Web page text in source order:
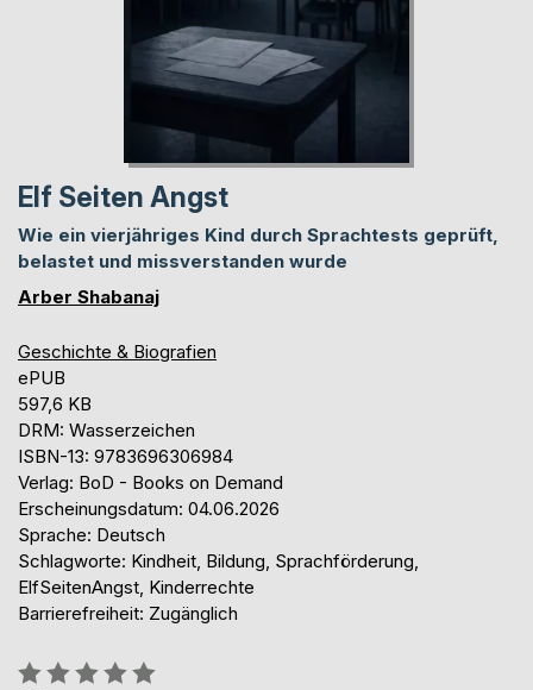
Elf Seiten Angst
Wie ein vierjähriges Kind durch Sprachtests geprüft,
belastet und missverstanden wurde
Arber Shabanaj
Geschichte & Biografien
ePUB
597,6 KB
DRM: Wasserzeichen
ISBN-13: 9783696306984
Verlag: BoD - Books on Demand
Erscheinungsdatum: 04.06.2026
Sprache: Deutsch
Schlagworte: Kindheit, Bildung, Sprachförderung,
ElfSeitenAngst, Kinderrechte
Barrierefreiheit: Zugänglich
Bewertung::